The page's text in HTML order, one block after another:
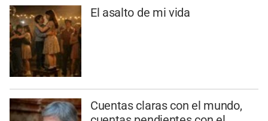
El asalto de mi vida
Cuentas claras con el mundo,